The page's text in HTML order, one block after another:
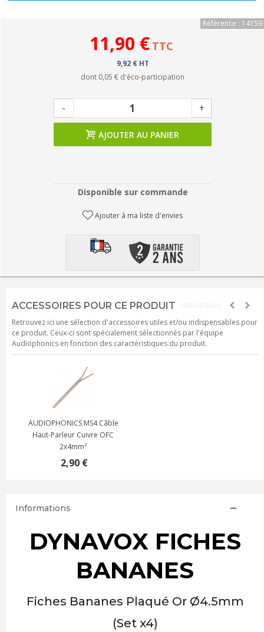
Référence : 14159
11,90 € TTC
9,92 € HT
dont 0,05 € d'éco-participation
- +
AJOUTER AU PANIER
Disponible sur commande
Ajouter à ma liste d'envies
ACCESSOIRES POUR CE PRODUIT
Retrouvez ici une sélection d'accessoires utiles et/ou indispensables pour
ce produit. Ceux-ci sont spécialement sélectionnés par l'équipe
Audiophonics en fonction des caractéristiques du produit.
AUDIOPHONICS MS4 Câble
Haut-Parleur Cuivre OFC
2x4mm²
2,90 €
Informations
DYNAVOX FICHES
BANANES
Fiches Bananes Plaqué Or Ø4.5mm
(Set x4)